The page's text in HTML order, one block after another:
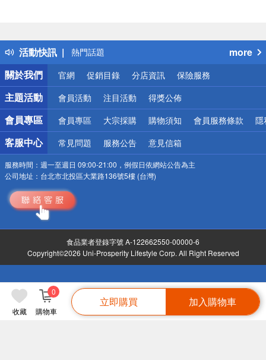
收藏 購物車
0
立即購買 加入購物車
活動快訊
得獎公告
熱門話題
銀行優惠
偏遠地區配送
詐騙網頁！請小心！
more
關於我們
官網 促銷目錄 分店資訊 保險服務
主題活動 會員活動 注目活動 得獎公佈
會員專區 會員專區 大宗採購 購物須知 會員服務條款 隱
客服中心 常見問題 服務公告 意見信箱
服務時間： 週一至週日 09:00-21:00，例假日依網站公告為主
公司地址： 台北市北投區大業路136號5樓 (台灣)
食品業者登錄字號 A-122662550-00000-6
Copyright©2026 Uni-Prosperity Lifestyle Corp. All Right Reserved